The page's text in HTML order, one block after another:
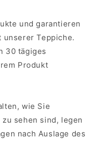
und garantieren
unserer Teppiche.
30 tägiges
Produkt
wie Sie
sehen sind, legen
nach Auslage des